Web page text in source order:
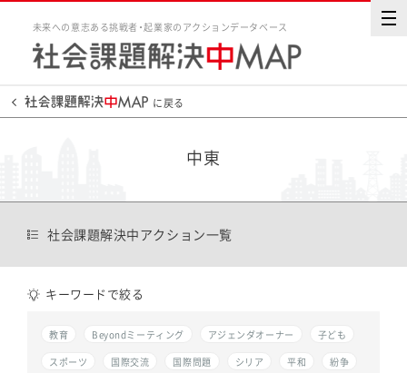
未来への意志ある挑戦者・起業家のアクションデータベース
に戻る
中東
社会課題解決中アクション一覧
キーワードで絞る
教育 Beyondミーティング アジェンダオーナー
子ども
スポーツ
国際交流 国際問題 シリア 平和
紛争